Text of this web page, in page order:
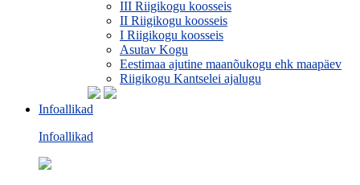
III Riigikogu koosseis
II Riigikogu koosseis
I Riigikogu koosseis
Asutav Kogu
Eestimaa ajutine maanõukogu ehk maapäev
Riigikogu Kantselei ajalugu
Infoallikad
Infoallikad